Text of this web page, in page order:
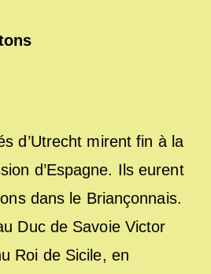
d’Utrecht mirent fin à la
d’Espagne. Ils eurent
dans le Briançonnais.
Duc de Savoie Victor
Roi de Sicile, en